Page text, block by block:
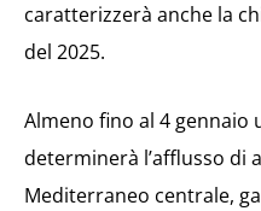
caratterizzerà anche la
del 2025.
Almeno fino al 4 gennaio
determinerà l’afflusso di
Mediterraneo centrale,